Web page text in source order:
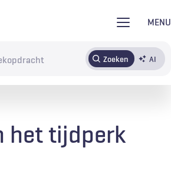
MENU
Zoeken AI
Tijdschrift Inloggen
het tijdperk